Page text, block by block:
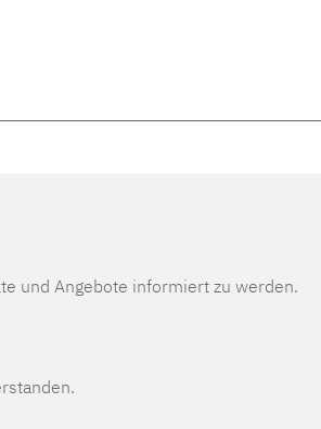
und Angebote informiert zu werden.